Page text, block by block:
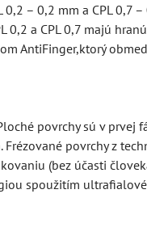
– 0,2 mm a CPL 0,7 –
a CPL 0,7 majú
AntiFinger,ktorý
povrchy sú v prvej
povrchy z
(bez účasti
spoužitím